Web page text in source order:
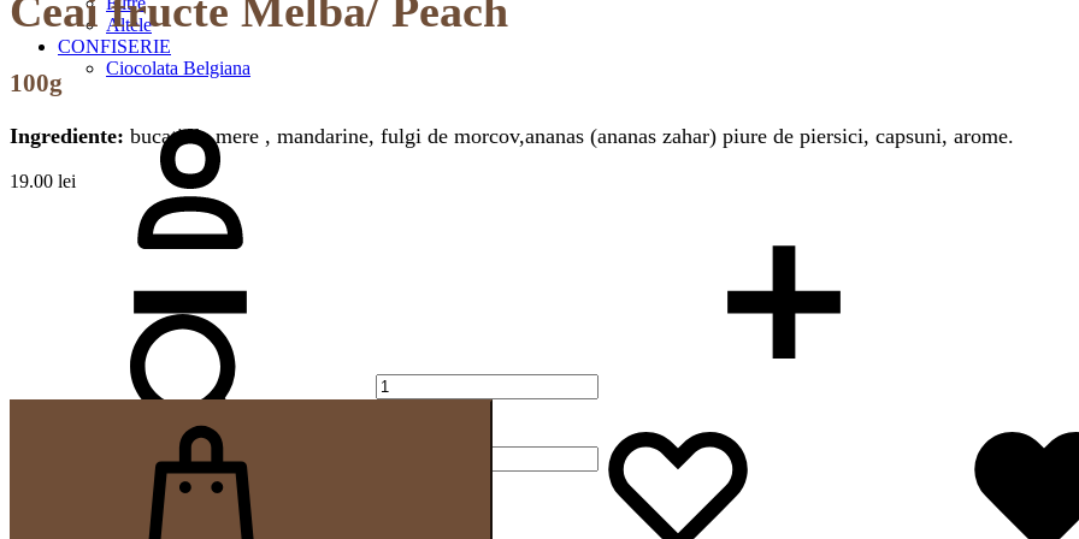
Altele
CONFISERIE
Ciocolata Belgiana
Ceai fructe Melba/ Peach
100g
Ingrediente: bucati de mere , mandarine, fulgi de morcov,ananas (ananas zahar) piure de piersici, capsuni, arome.
19.00 lei